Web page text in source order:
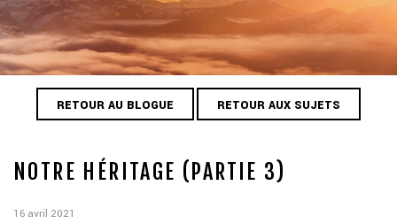
RETOUR AU BLOGUE RETOUR AUX SUJETS
NOTRE HÉRITAGE (PARTIE 3)
16 avril 2021